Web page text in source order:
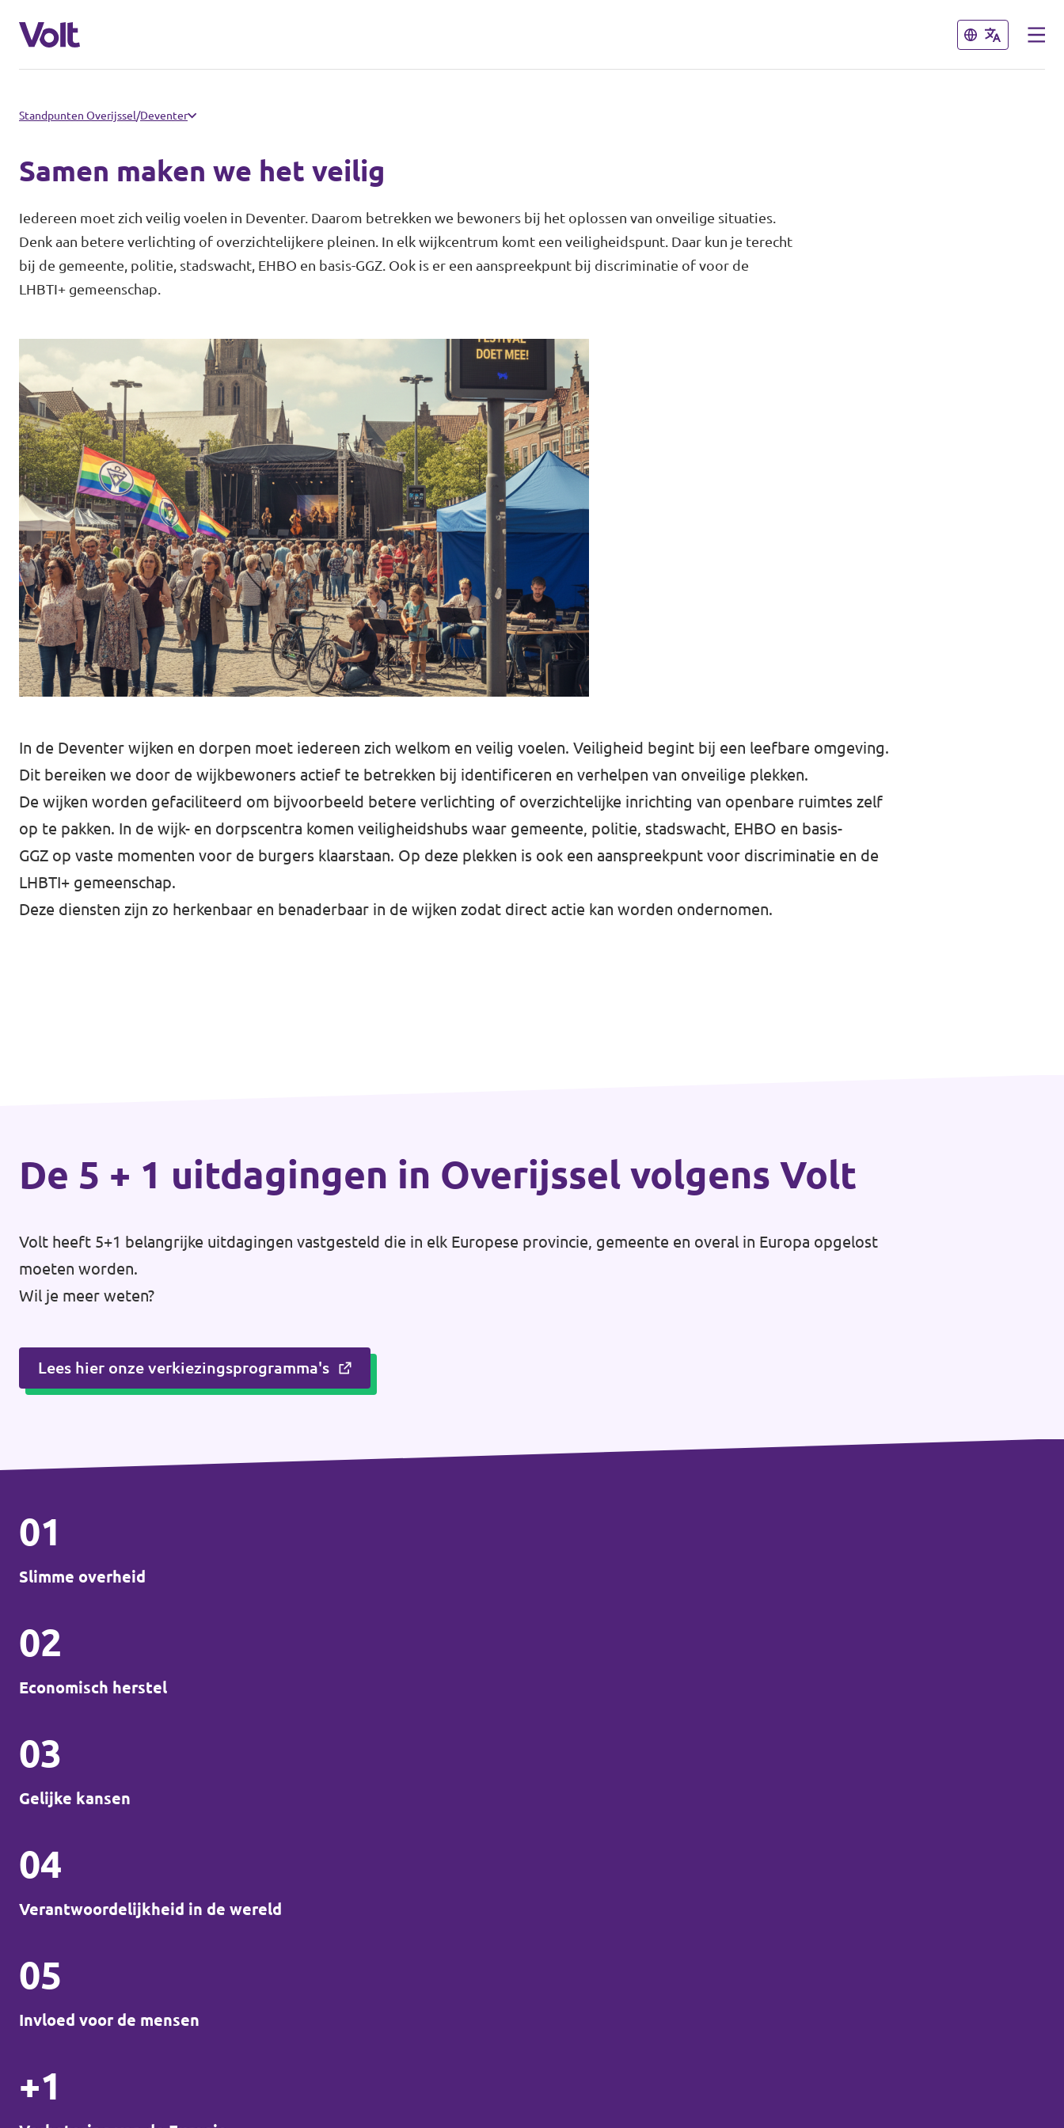
Sluiten
Communities
Volt Almelo
Volt Hengelo
Sluiten
Over Volt
Mensen
Nieuws
Agenda
Gemeenteraadsverkiezingen 2026
Doneer
Voor leden
Vacatures
Deventer
Enschede
Zwolle
Standpunten Overijssel/Deventer
Samen maken we het veilig
Iedereen moet zich veilig voelen in Deventer. Daarom betrekken we bewoners bij het oplossen van onveilige situaties.
Denk aan betere verlichting of overzichtelijkere pleinen. In elk wijkcentrum komt een veiligheidspunt. Daar kun je terecht
bij de gemeente, politie, stadswacht, EHBO en basis-GGZ. Ook is er een aanspreekpunt bij discriminatie of voor de
LHBTI+ gemeenschap.
In de Deventer wijken en dorpen moet iedereen zich welkom en veilig voelen. Veiligheid begint bij een leefbare omgeving.
Dit bereiken we door de wijkbewoners actief te betrekken bij identificeren en verhelpen van onveilige plekken.
De wijken worden gefaciliteerd om bijvoorbeeld betere verlichting of overzichtelijke inrichting van openbare ruimtes zelf
op te pakken. In de wijk- en dorpscentra komen veiligheidshubs waar gemeente, politie, stadswacht, EHBO en basis-
GGZ op vaste momenten voor de burgers klaarstaan. Op deze plekken is ook een aanspreekpunt voor discriminatie en de
LHBTI+ gemeenschap.
Deze diensten zijn zo herkenbaar en benaderbaar in de wijken zodat direct actie kan worden ondernomen.
De 5 + 1 uitdagingen in Overijssel volgens Volt
Volt heeft 5+1 belangrijke uitdagingen vastgesteld die in elk Europese provincie, gemeente en overal in Europa opgelost
moeten worden.
Wil je meer weten?
Lees hier onze verkiezingsprogramma's
01
Slimme overheid
02
Economisch herstel
03
Gelijke kansen
04
Verantwoordelijkheid in de wereld
05
Invloed voor de mensen
+1